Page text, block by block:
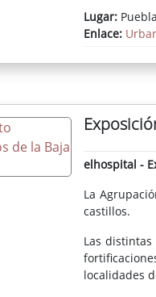
Lugar:
Enlace:
elhospital -
La
castillos.
Las
localidades